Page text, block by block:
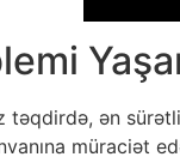
təqdirdə, ən
müraciət